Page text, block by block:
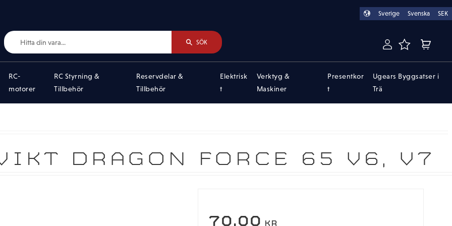
Sverige Svenska SEK
SÖK FAVORITER
RC-
motorer
RC Styrning &
Tillbehör
Reservdelar &
Tillbehör
Elektrisk
t
Verktyg &
Maskiner
Presentkor
t
Ugears Byggsatser i
Trä
DRAGON FORCE 65 V6, V7
NEDSATT PRIS:
70,00 KR